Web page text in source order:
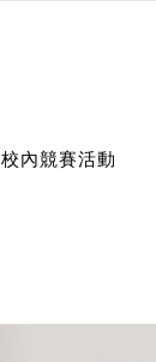
校內競賽活動